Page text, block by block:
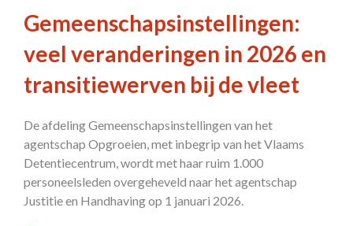
Gemeenschapsinstellingen:
veel veranderingen in 2026 en
transitiewerven bij de vleet
De afdeling Gemeenschapsinstellingen van het
agentschap Opgroeien, met inbegrip van het Vlaams
Detentiecentrum, wordt met haar ruim 1.000
personeelsleden overgeheveld naar het agentschap
Justitie en Handhaving op 1 januari 2026.